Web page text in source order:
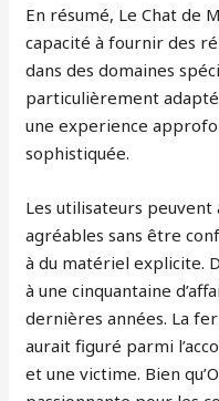
En résumé, Le Chat de
capacité à fournir des
dans des domaines
particulièrement
une experience
sophistiquée.
Les utilisateurs peuvent
agréables sans être
à du matériel explicite.
à une cinquantaine
dernières années. La
aurait figuré parmi
et une victime. Bien